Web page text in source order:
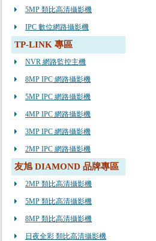
5MP 類比高清攝影機
IPC 數位網路攝影機
TP-LINK 專區
NVR 網路監控主機
8MP IPC 網路攝影機
5MP IPC 網路攝影機
4MP IPC 網路攝影機
3MP IPC 網路攝影機
2MP IPC 網路攝影機
友旭 DIAMOND 品牌專區
2MP 類比高清攝影機
5MP 類比高清攝影機
8MP 類比高清攝影機
日夜全彩 類比高清攝影機